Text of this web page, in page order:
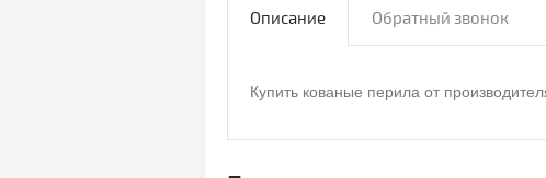
Описание Обратный звонок
Купить кованые перила от